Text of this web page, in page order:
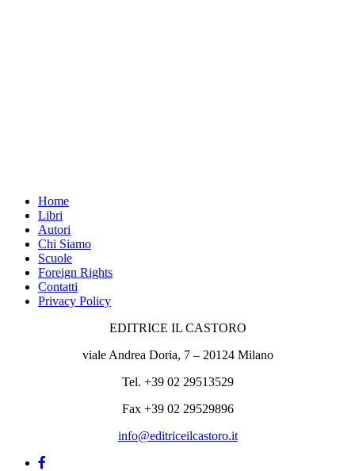
Home
Libri
Autori
Chi Siamo
Scuole
Foreign Rights
Contatti
Privacy Policy
EDITRICE IL CASTORO
viale Andrea Doria, 7 – 20124 Milano
Tel. +39 02 29513529
Fax +39 02 29529896
info@editriceilcastoro.it